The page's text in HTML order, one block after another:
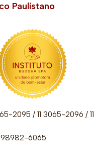
Paulistano
2095 / 11 3065-2096 / 11
98982-6065